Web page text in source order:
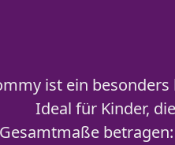
ist ein
Ideal für Kinder,